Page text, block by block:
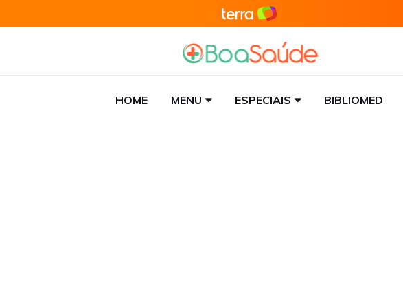
HOME MENU ESPECIAIS BIBLIOMED